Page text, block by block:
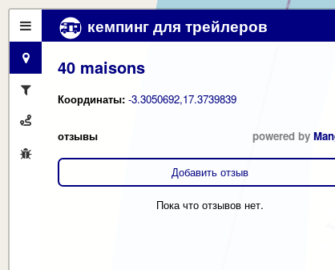
кемпинг для трейлеров
40 maisons
Координаты: -3.3050692,17.3739839
отзывы powered by
Добавить отзыв
Пока что отзывов нет.